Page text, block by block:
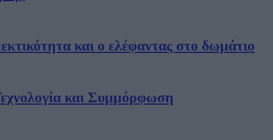
και ο ελέφαντας στο δωμάτιο
και Συμμόρφωση